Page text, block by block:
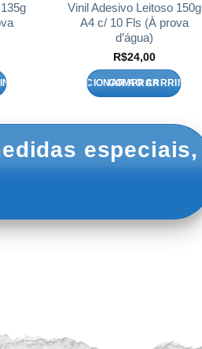
Vinil Adesivo Leitoso 150g
A4 c/ 10 Fls (À prova
d’água)
R$24,00
ADICIONAR AO CARRINHO
especiais,